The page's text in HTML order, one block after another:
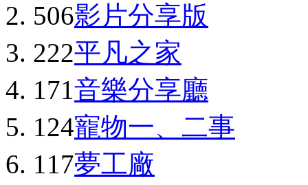
506影片分享版
222平凡之家
171音樂分享廳
124寵物一、二事
117夢工廠